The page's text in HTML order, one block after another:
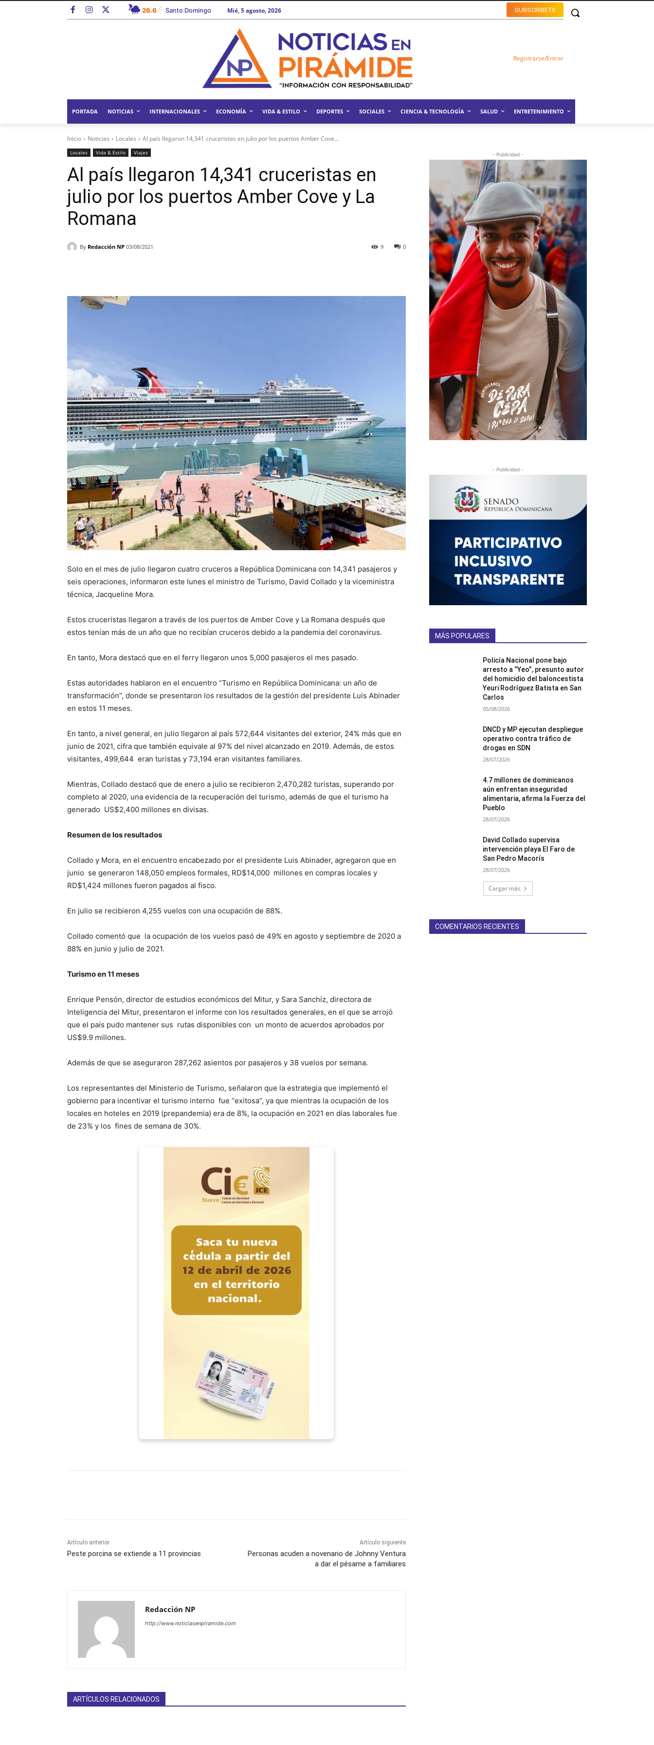
26.6 C Santo Domingo SUBSCRIBETE
Mié, 5 agosto, 2026
Registrarse/Entrar
PORTADA NOTICIAS INTERNACIONALES ECONOMÍA VIDA & ESTILO DEPORTES SOCIALES CIENCIA & TECNOLOGÍA SALUD ENTRETENIMIENTO
Inicio Noticias Locales Al país llegaron 14,341 cruceristas en julio por los puertos Amber Cove...
Locales Vida & Estilo Viajes
Al país llegaron 14,341 cruceristas en
julio por los puertos Amber Cove y La
Romana
By Redacción NP 03/08/2021 0
9
Pinterest Linkedin ReddIt
Solo en el mes de julio llegaron cuatro cruceros a República Dominicana con 14,341 pasajeros y
seis operaciones, informaron este lunes el ministro de Turismo, David Collado y la viceministra
técnica, Jacqueline Mora.
Estos cruceristas llegaron a través de los puertos de Amber Cove y La Romana después que
estos tenían más de un año que no recibían cruceros debido a la pandemia del coronavirus.
En tanto, Mora destacó que en el ferry llegaron unos 5,000 pasajeros el mes pasado.
Estas autoridades hablaron en el encuentro “Turismo en República Dominicana: un año de
transformación”, donde se presentaron los resultados de la gestión del presidente Luis Abinader
en estos 11 meses.
En tanto, a nivel general, en julio llegaron al país 572,644 visitantes del exterior, 24% más que en
junio de 2021, cifra que también equivale al 97% del nivel alcanzado en 2019. Además, de estos
visitantes, 499,644 eran turistas y 73,194 eran visitantes familiares.
Mientras, Collado destacó que de enero a julio se recibieron 2,470,282 turistas, superando por
completo al 2020, una evidencia de la recuperación del turismo, además de que el turismo ha
generado US$2,400 millones en divisas.
Resumen de los resultados
Collado y Mora, en el encuentro encabezado por el presidente Luis Abinader, agregaron que en
junio se generaron 148,050 empleos formales, RD$14,000 millones en compras locales y
RD$1,424 millones fueron pagados al fisco.
En julio se recibieron 4,255 vuelos con una ocupación de 88%.
Collado comentó que la ocupación de los vuelos pasó de 49% en agosto y septiembre de 2020 a
88% en junio y julio de 2021.
Turismo en 11 meses
Enrique Pensón, director de estudios económicos del Mitur, y Sara Sanchíz, directora de
Inteligencia del Mitur, presentaron el informe con los resultados generales, en el que se arrojó
que el país pudo mantener sus rutas disponibles con un monto de acuerdos aprobados por
US$9.9 millones.
Además de que se aseguraron 287,262 asientos por pasajeros y 38 vuelos por semana.
Los representantes del Ministerio de Turismo, señalaron que la estrategia que implementó el
gobierno para incentivar el turismo interno fue “exitosa”, ya que mientras la ocupación de los
locales en hoteles en 2019 (prepandemia) era de 8%, la ocupación en 2021 en días laborales fue
de 23% y los fines de semana de 30%.
Artículo anterior
Peste porcina se extiende a 11 provincias
Artículo siguiente
Personas acuden a novenario de Johnny Ventura
a dar el pésame a familiares
Redacción NP
http://www.noticiasenpiramide.com
ARTÍCULOS RELACIONADOS
- Publicidad -
- Publicidad -
MÁS POPULARES
Policía Nacional pone bajo
arresto a “Yeo”, presunto autor
del homicidio del baloncestista
Yeuri Rodríguez Batista en San
Carlos
05/08/2026
DNCD y MP ejecutan despliegue
operativo contra tráfico de
drogas en SDN
28/07/2026
4.7 millones de dominicanos
aún enfrentan inseguridad
alimentaria, afirma la Fuerza del
Pueblo
28/07/2026
David Collado supervisa
intervención playa El Faro de
San Pedro Macorís
28/07/2026
Cargar más
COMENTARIOS RECIENTES